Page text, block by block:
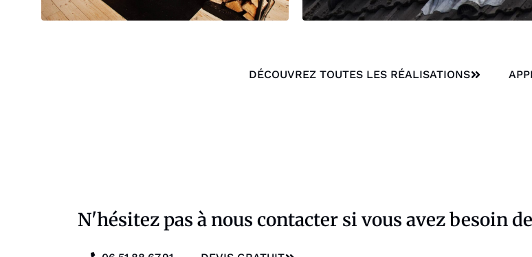
DÉCOUVREZ TOUTES LES RÉALISATIONS
N'hésitez pas à nous contacter si vous avez besoin